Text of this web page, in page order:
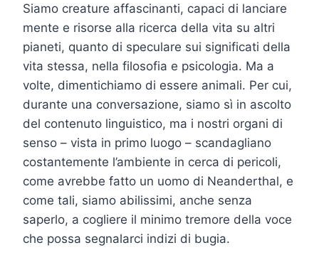
Siamo creature affascinanti, capaci di lanciare
mente e risorse alla ricerca della vita su altri
pianeti, quanto di speculare sui significati della
vita stessa, nella filosofia e psicologia. Ma a
volte, dimentichiamo di essere animali. Per cui,
durante una conversazione, siamo sì in ascolto
del contenuto linguistico, ma i nostri organi di
senso – vista in primo luogo – scandagliano
costantemente l’ambiente in cerca di pericoli,
come avrebbe fatto un uomo di Neanderthal, e
come tali, siamo abilissimi, anche senza
saperlo, a cogliere il minimo tremore della voce
che possa segnalarci indizi di bugia.